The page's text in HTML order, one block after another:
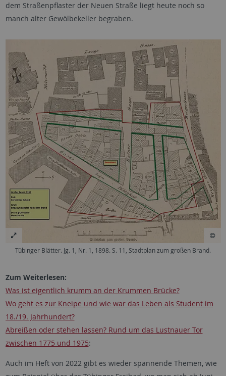
dem Straßenpflaster der Neuen Straße liegt heute noch so
manch alter Gewölbekeller begraben.
Tübinger Blätter. Jg. 1, Nr. 1, 1898. S. 11, Stadtplan zum großen Brand.
Zum Weiterlesen:
Was ist eigentlich krumm an der Krummen Brücke?
Wo geht es zur Kneipe und wie war das Leben als Student im
18./19. Jahrhundert?
Abreißen oder stehen lassen? Rund um das Lustnauer Tor
zwischen 1775 und 1975:
Auch im Heft von 2022 gibt es wieder spannende Themen, wie